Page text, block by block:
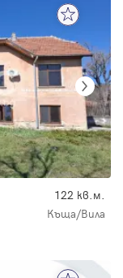
122 кв.м.
Къща/Вила